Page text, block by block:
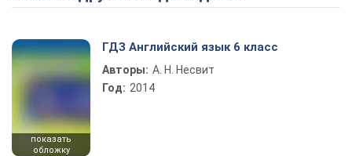
показать
обложку
ГДЗ Английский язык 6 класс
Авторы: А. Н. Несвит
Год: 2014